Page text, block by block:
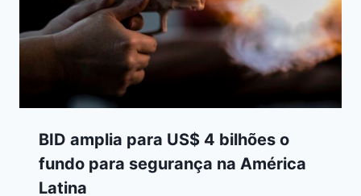
BID amplia para US$ 4 bilhões o
fundo para segurança na América
Latina